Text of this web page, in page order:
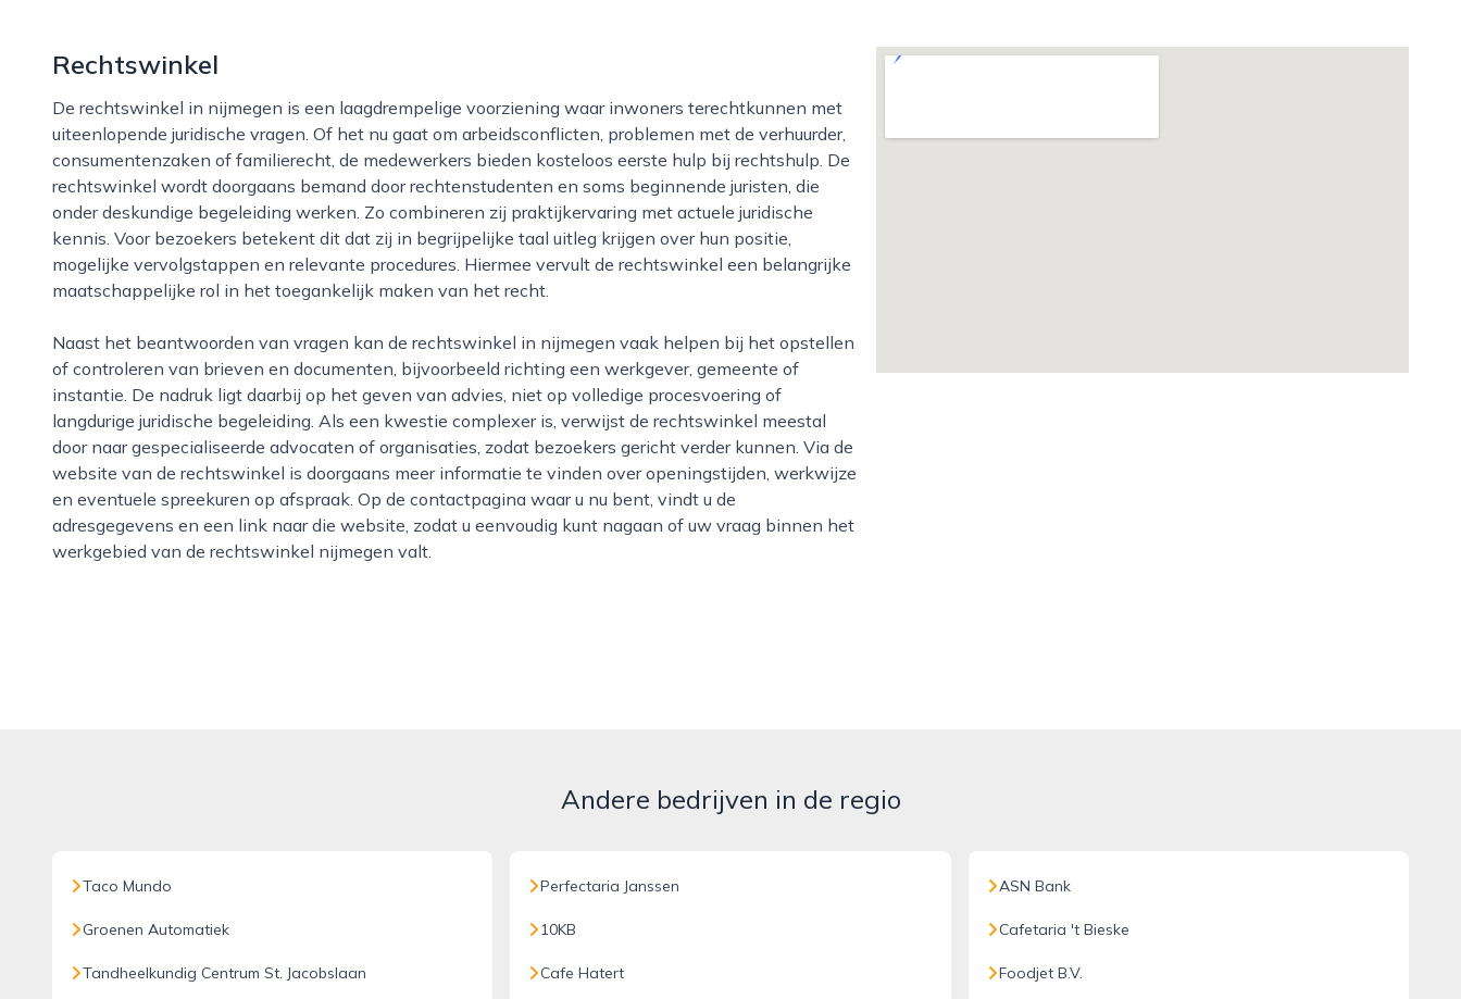
Rechtswinkel
De rechtswinkel in nijmegen is een laagdrempelige voorziening waar inwoners terechtkunnen met
uiteenlopende juridische vragen. Of het nu gaat om arbeidsconflicten, problemen met de verhuurder,
consumentenzaken of familierecht, de medewerkers bieden kosteloos eerste hulp bij rechtshulp. De
rechtswinkel wordt doorgaans bemand door rechtenstudenten en soms beginnende juristen, die
onder deskundige begeleiding werken. Zo combineren zij praktijkervaring met actuele juridische
kennis. Voor bezoekers betekent dit dat zij in begrijpelijke taal uitleg krijgen over hun positie,
mogelijke vervolgstappen en relevante procedures. Hiermee vervult de rechtswinkel een belangrijke
maatschappelijke rol in het toegankelijk maken van het recht.
Naast het beantwoorden van vragen kan de rechtswinkel in nijmegen vaak helpen bij het opstellen
of controleren van brieven en documenten, bijvoorbeeld richting een werkgever, gemeente of
instantie. De nadruk ligt daarbij op het geven van advies, niet op volledige procesvoering of
langdurige juridische begeleiding. Als een kwestie complexer is, verwijst de rechtswinkel meestal
door naar gespecialiseerde advocaten of organisaties, zodat bezoekers gericht verder kunnen. Via de
website van de rechtswinkel is doorgaans meer informatie te vinden over openingstijden, werkwijze
en eventuele spreekuren op afspraak. Op de contactpagina waar u nu bent, vindt u de
adresgegevens en een link naar die website, zodat u eenvoudig kunt nagaan of uw vraag binnen het
werkgebied van de rechtswinkel nijmegen valt.
Andere bedrijven in de regio
Taco Mundo
Groenen Automatiek
Tandheelkundig Centrum St. Jacobslaan
Perfectaria Janssen
10KB
Cafe Hatert
ASN Bank
Cafetaria 't Bieske
Foodjet B.V.